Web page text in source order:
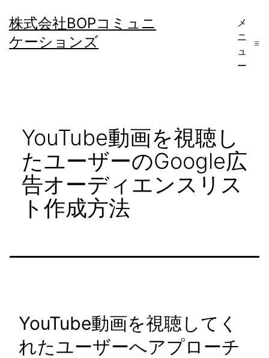
ン
テ
株式会社BOPコミュニ
ケーションズ
メ
ニ
ュ
ー
YouTube動画を視聴し
たユーザーのGoogle広
告オーディエンスリス
ト作成方法
YouTube動画を視聴してく
れたユーザーへアプローチ